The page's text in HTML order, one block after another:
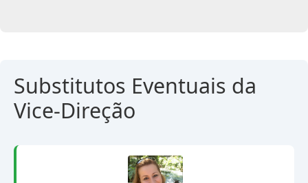
Substitutos Eventuais da
Vice-Direção